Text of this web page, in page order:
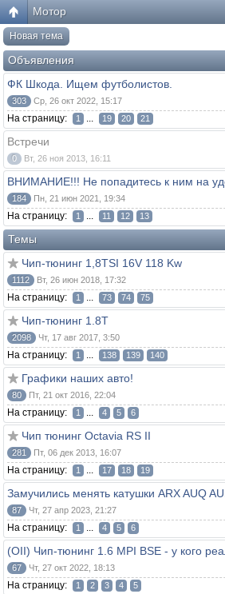
Мотор
Новая тема
Объявления
ФК Шкода. Ищем футболистов.
303 Ср, 26 окт 2022, 15:17
На страницу: 1 ... 19 20 21
Встречи
0 Вт, 26 ноя 2013, 16:11
ВНИМАНИЕ!!! Не попадитесь к ним на
184 Пн, 21 июн 2021, 19:34
На страницу: 1 ... 11 12 13
Темы
Чип-тюнинг 1,8TSI 16V 118 Kw
1112 Вт, 26 июн 2018, 17:32
На страницу: 1 ... 73 74 75
Чип-тюнинг 1.8Т
2098 Чт, 17 авг 2017, 3:50
На страницу: 1 ... 138 139 140
Графики наших авто!
80 Пт, 21 окт 2016, 22:04
На страницу: 1 ... 4 5 6
Чип тюнинг Octavia RS II
281 Пт, 06 дек 2013, 16:07
На страницу: 1 ... 17 18 19
Замучились менять катушки ARX AUQ
87 Чт, 27 апр 2023, 21:27
На страницу: 1 ... 4 5 6
(OII) Чип-тюнинг 1.6 MPI BSE - у кого
67 Чт, 27 окт 2022, 18:13
На страницу: 1 2 3 4 5